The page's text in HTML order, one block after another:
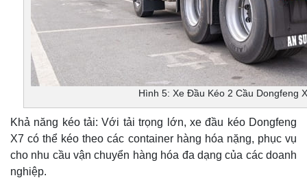
Hình 5: Xe Đầu Kéo 2 Cầu Dongfeng
Khả năng kéo tải: Với tải trọng lớn, xe đầu kéo Dongfeng
X7 có thể kéo theo các container hàng hóa nặng, phục vụ
cho nhu cầu vận chuyển hàng hóa đa dạng của các doanh
nghiệp.